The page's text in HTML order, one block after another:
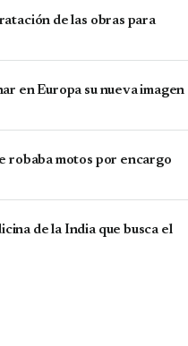
de las obras para
en Europa su nueva imagen
robaba motos por encargo
de la India que busca el